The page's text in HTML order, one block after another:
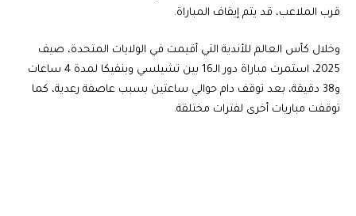
قرب الملاعب، قد يتم إيقاف المباراة.
وخلال كأس العالم للأندية التي أقيمت في الولايات المتحدة، صيف
2025، استمرت مباراة دور الـ16 بين تشيلسي وبنفيكا لمدة 4 ساعات
و38 دقيقة، بعد توقف دام حوالي ساعتين بسبب عاصفة رعدية، كما
توقفت مباريات أخرى لفترات مختلقة.